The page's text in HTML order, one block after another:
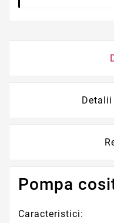
Pompa
Caracteristici: